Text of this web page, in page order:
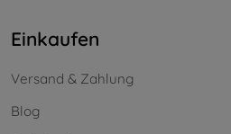
Einkaufen
Versand & Zahlung
Blog